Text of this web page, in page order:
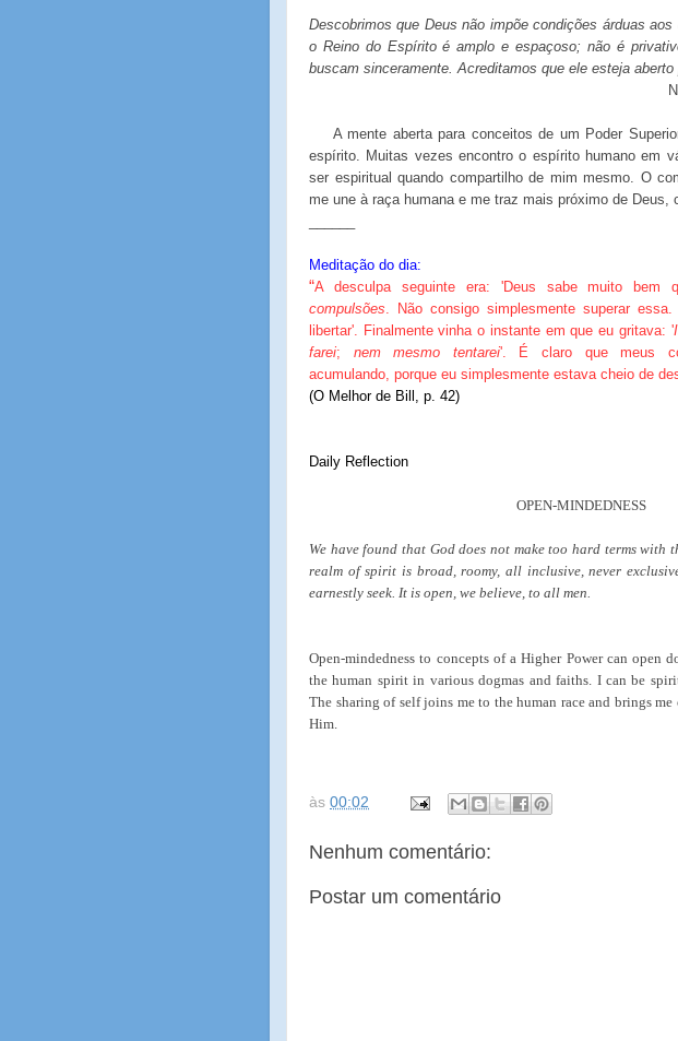
Descobrimos que Deus não impõe condições árduas
o Reino do Espírito é amplo e espaçoso; não é
buscam sinceramente. Acreditamos que ele esteja aberto
A mente aberta para conceitos de um Poder
espírito. Muitas vezes encontro o espírito humano em
ser espiritual quando compartilho de mim mesmo. O
me une à raça humana e me traz mais próximo de Deus,
Meditação do dia:
“A desculpa seguinte era: 'Deus sabe muito bem
compulsões. Não consigo simplesmente superar essa.
libertar'. Finalmente vinha o instante em que eu gritava: '
farei; nem mesmo tentarei'. É claro que meus
acumulando, porque eu simplesmente estava cheio de
(O Melhor de Bill, p. 42)
Daily Reflection
OPEN-MINDEDNESS
We have found that God does not make too hard terms with
realm of spirit is broad, roomy, all inclusive, never
earnestly seek. It is open, we believe, to all men.
Open-mindedness to concepts of a Higher Power can open
the human spirit in various dogmas and faiths. I can be
The sharing of self joins me to the human race and brings me
Him.
às 00:02
Nenhum comentário:
Postar um comentário